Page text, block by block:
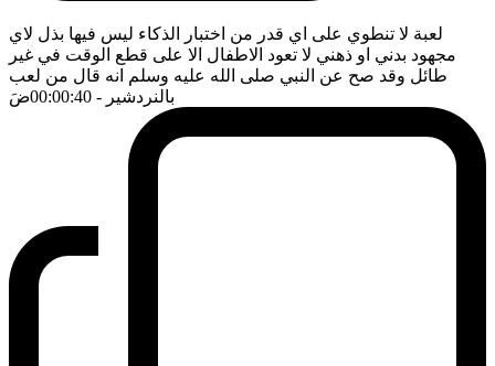
لعبة لا تنطوي على اي قدر من اختبار الذكاء ليس فيها بذل لاي
مجهود بدني او ذهني لا تعود الاطفال الا على قطع الوقت في غير
طائل وقد صح عن النبي صلى الله عليه وسلم انه قال من لعب
بالنردشير - 00:00:40 ضَ